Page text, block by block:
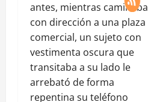
antes, mientras caminaba
con dirección a una plaza
comercial, un sujeto con
vestimenta oscura que
transitaba a su lado le
arrebató de forma
repentina su teléfono